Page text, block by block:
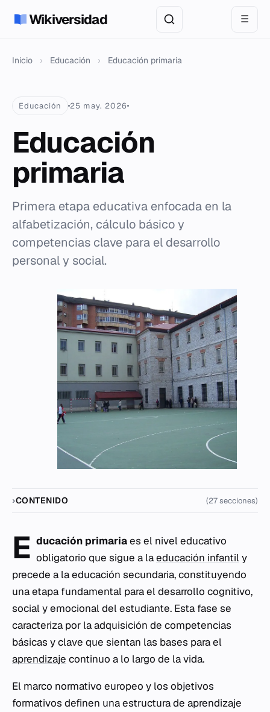
Wikiversidad ☰
Inicio › Educación › Educación primaria
Educación 25 may. 2026
Educación
primaria
Primera etapa educativa enfocada en la
alfabetización, cálculo básico y
competencias clave para el desarrollo
personal y social.
CONTENIDO (27 secciones)
E ducación primariaes el nivel educativo
obligatorio que sigue a laeducación infantily
precede a la educación secundaria, constituyendo
una etapa fundamental para el desarrollo cognitivo,
social y emocional del estudiante. Esta fase se
caracteriza por la adquisición de competencias
básicas y clave que sientan las bases para el
aprendizaje continuo a lo largo de la vida.
El marco normativo europeo y los objetivos
formativos definen una estructura de aprendizaje